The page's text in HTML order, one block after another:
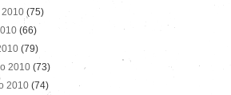
2010 (75)
(66)
(79)
2010 (73)
2010 (74)